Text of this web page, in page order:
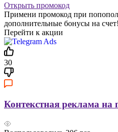
Открыть промокод
Примени промокод при
дополнительные бонусы на счет!
Перейти к акции
30
Контекстная реклама на